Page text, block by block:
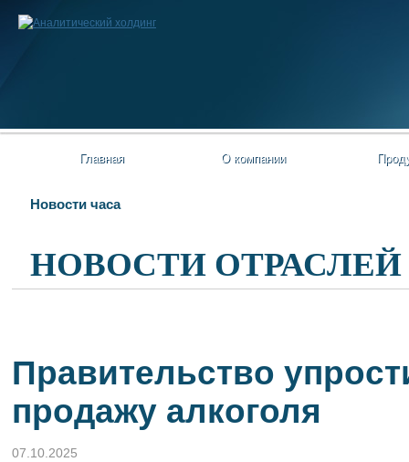
Главная О компании
Новости часа
НОВОСТИ ОТРАСЛЕЙ
Правительство
продажу алкоголя
07.10.2025